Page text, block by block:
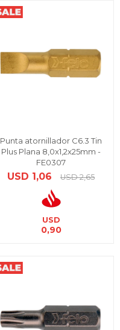
Punta atornillador C6.3 Tin
Plus Plana 8,0x1,2x25mm -
FE0307
USD 1,06 USD 2,65
USD
0,90